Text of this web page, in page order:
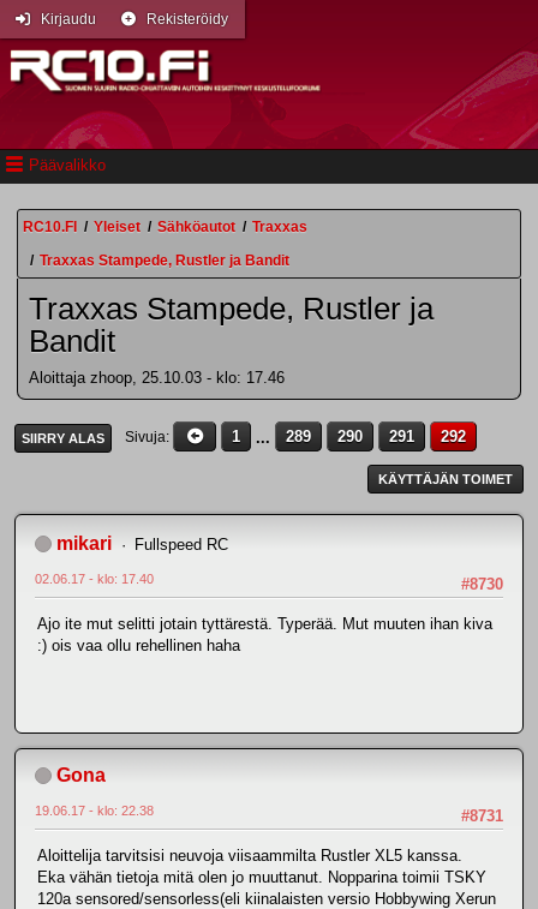
Päävalikko
Kirjaudu Rekisteröidy
RC10.FI / Yleiset / Sähköautot / Traxxas
/ Traxxas Stampede, Rustler ja Bandit
Traxxas Stampede, Rustler ja
Bandit
Aloittaja zhoop, 25.10.03 - klo: 17.46
SIIRRY ALAS Sivuja 1 ... 289 290 291 292
KÄYTTÄJÄN TOIMET
mikari Fullspeed RC
#8730
02.06.17 - klo: 17.40
Ajo ite mut selitti jotain tyttärestä. Typerää. Mut muuten ihan kiva
:) ois vaa ollu rehellinen haha
Gona
#8731
19.06.17 - klo: 22.38
Aloittelija tarvitsisi neuvoja viisaammilta Rustler XL5 kanssa.
Eka vähän tietoja mitä olen jo muuttanut. Nopparina toimii TSKY
120a sensored/sensorless(eli kiinalaisten versio Hobbywing Xerun